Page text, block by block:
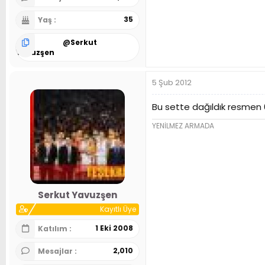
Yaş 35
@Serkut
Yavuzşen
Serkut Yavuzşen
Kayıtlı Üye
Katılım
1 Eki 2008
Mesajlar 2,010
5 Şub 2012
Bu sette dağıldık resmen
YENİLMEZ ARMADA